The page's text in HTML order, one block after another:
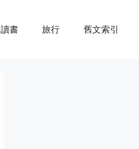
讀書 旅行 舊文索引